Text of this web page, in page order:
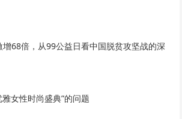
68倍，从99公益日看中国脱贫攻坚战的深
女性时尚盛典”的问题